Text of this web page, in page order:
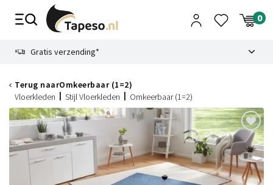
Gratis verzending*
Terug naarOmkeerbaar (1=2)
Vloerkleden
Stijl Vloerkleden Omkeerbaar (1=2)